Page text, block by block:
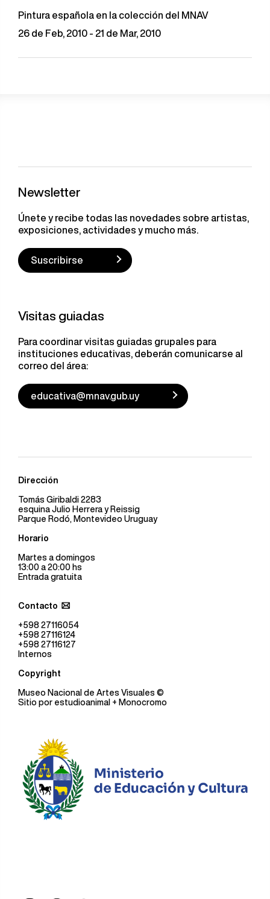
Pintura española en la colección del MNAV
26 de Feb, 2010 - 21 de Mar, 2010
Newsletter
Únete y recibe todas las novedades sobre artistas,
exposiciones, actividades y mucho más.
Suscribirse
Visitas guiadas
Para coordinar visitas guiadas grupales para
instituciones educativas, deberán comunicarse al
correo del área:
educativa@mnav.gub.uy
Dirección
Tomás Giribaldi 2283
esquina Julio Herrera y Reissig
Parque Rodó, Montevideo Uruguay
Horario
Martes a domingos
13:00 a 20:00 hs
Entrada gratuita
Contacto
+598 27116054
+598 27116124
+598 27116127
Internos
Copyright
Museo Nacional de Artes Visuales ©
Sitio por estudioanimal + Monocromo